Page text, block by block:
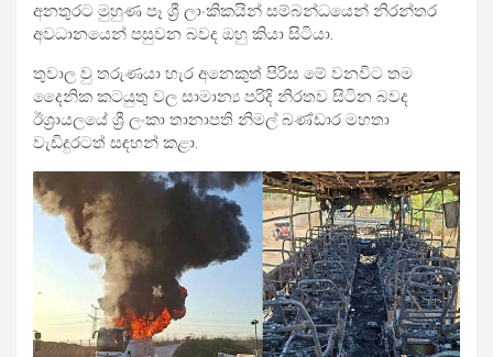
අනතුරට මුහුණ පෑ ශ්‍රී ලාංකිකයින් සම්බන්ධයෙන් නිරන්තර
අවධානයෙන් පසුවන බවද ඔහු කියා සිටියා.
තුවාල වු තරුණයා හැර අනෙකුත් පිරිස මේ වනවිට තම
දෛනික කටයුතු වල සාමාන්‍ය පරිදි නිරතව සිටින බවද
ඊශ්‍රායලයේ ශ්‍රී ලංකා තානාපති නිමල් බණ්ඩාර මහතා
වැඩිදුරටත් සඳහන් කළා.